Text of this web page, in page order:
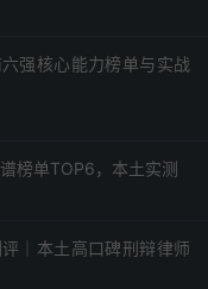
强核心能力榜单与实战
榜单TOP6，本土实测
｜本土高口碑刑辩律师